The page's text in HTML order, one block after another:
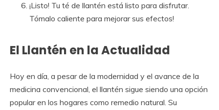
¡Listo! Tu té de llantén está listo para disfrutar.
Tómalo caliente para mejorar sus efectos!
El Llantén en la Actualidad
Hoy en día, a pesar de la modernidad y el avance de la
medicina convencional, el llantén sigue siendo una opción
popular en los hogares como remedio natural. Su